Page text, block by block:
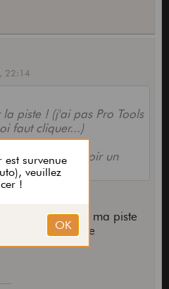
22:14
piste ! (j'ai pas Pro Tools
faut cliquer...)
qu'il doit y avoir un
rouge) sur ma piste
son mais rien ne